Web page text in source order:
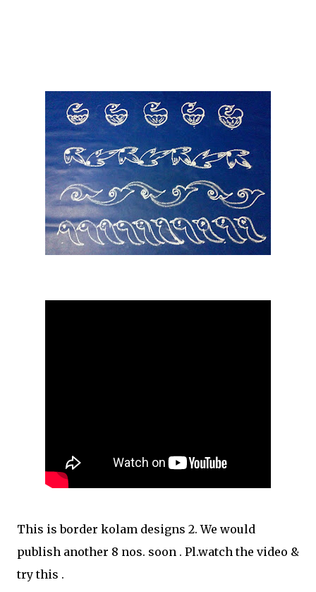
This is border kolam designs 2. We would
publish another 8 nos. soon . Pl.watch the video &
try this .